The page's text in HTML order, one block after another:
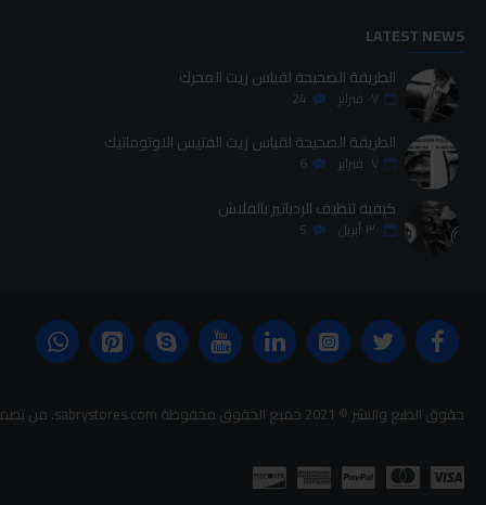
LATEST NEWS
الطريقة الصحيحة لقياس زيت المحرك
٠٧ فبراير 24
الطريقة الصحيحة لقياس زيت الفتيس الاوتوماتيك
٠٧ فبراير 6
كيفية تنظيف الردياتير بالفلاش
٣٠ أبريل 5
حقوق الطبع والنشر © 2021 جميع الحقوق محفوظة sabrystores.com. من تصميم-